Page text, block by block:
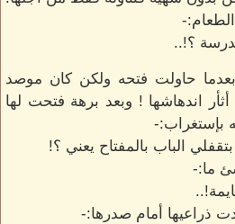
الطعام:-
؟!..
حاولت فتحه ولكن كان موصد
اندهاشها ! وبعد برهة فتحت لها
بإستغراب:-
الباب بالمفتاح يعني ؟!
ما:-
ذراعيها أمام صدرها:-